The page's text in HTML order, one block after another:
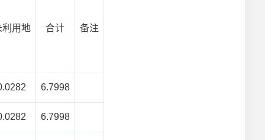
利用地 合计
备注
6.7998
6.7998